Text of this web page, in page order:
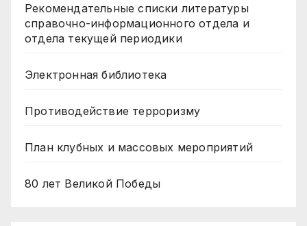
Рекомендательные списки литературы
справочно-информационного отдела и
отдела текущей периодики
Электронная библиотека
Противодействие терроризму
План клубных и массовых мероприятий
80 лет Великой Победы